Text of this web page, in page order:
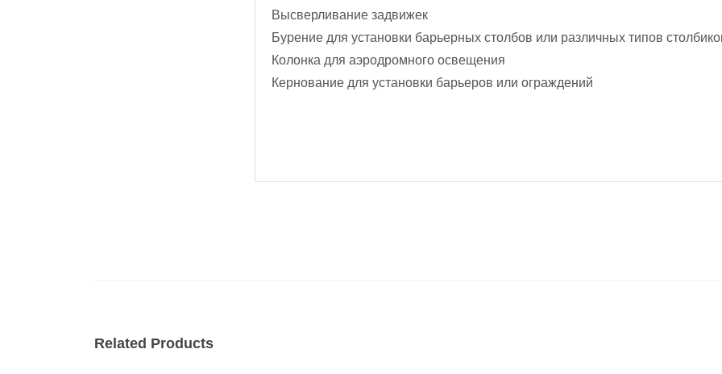
Высверливание задвижек
Бурение для установки барьерных столбов или различных типов
Колонка для аэродромного освещения
Кернование для установки барьеров или ограждений
Related Products